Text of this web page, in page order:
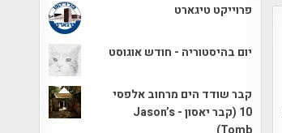
פרוייקט טיגארט
יום בהיסטוריה - חודש אוגוסט
קבר שודד הים מרחוב אלפסי
10 (קבר יאסון - Jason’s